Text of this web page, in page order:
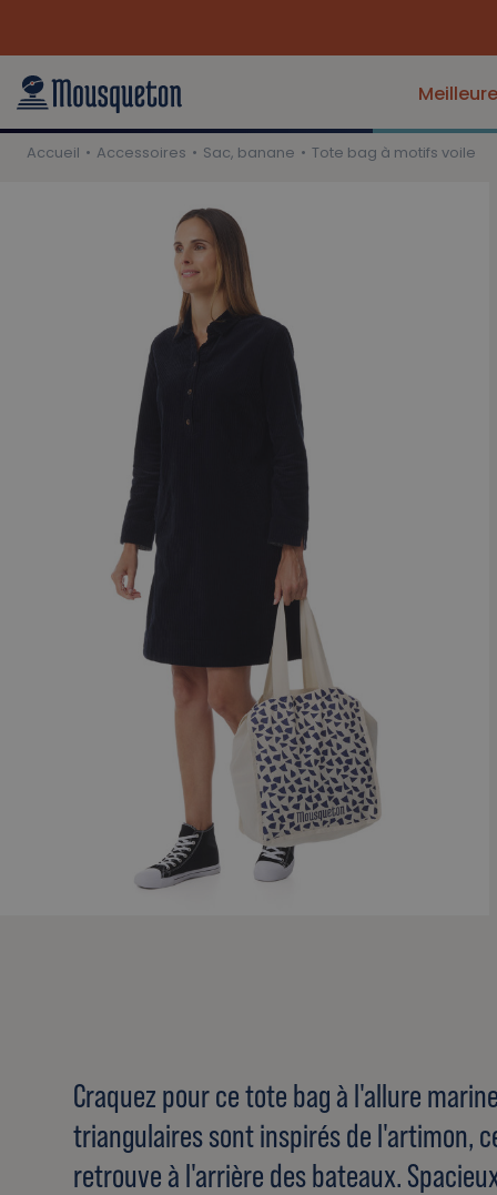
Accueil Accessoires Sac, banane Tote bag à motifs voile
Craquez pour ce tote bag à l'allure
triangulaires sont inspirés de l'artimon,
retrouve à l'arrière des bateaux.